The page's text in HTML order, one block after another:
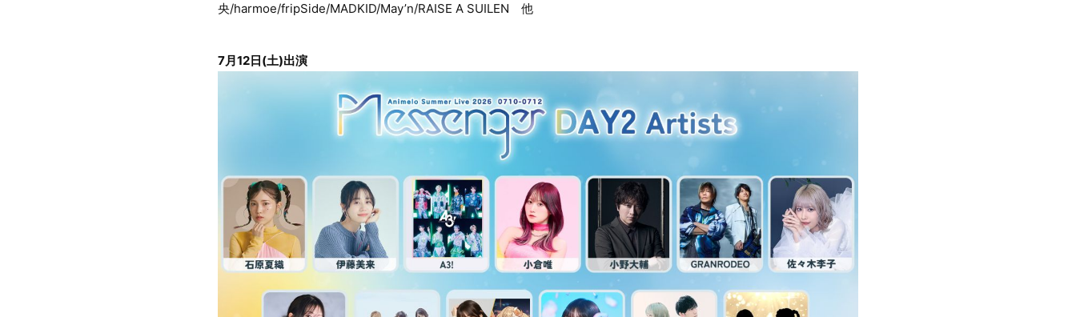
央/harmoe/fripSide/MADKID/May’n/RAISE A SUILEN 他
7月12日(土)出演